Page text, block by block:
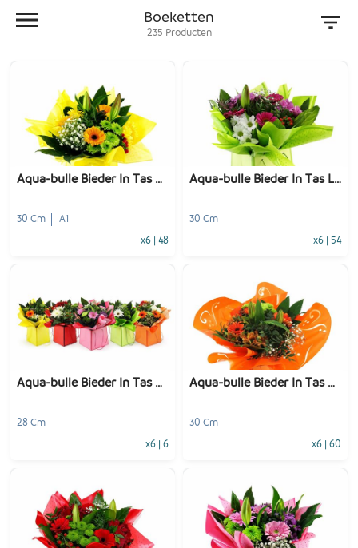
Boeketten
235 Producten
Aqua-bulle Bieder In Tas Geel
30 Cm A1
x6 48
- 1 Voeg toe
Aqua-bulle Bieder In Tas Lila
30 Cm
x6 54
- 1 + Voeg toe
Aqua-bulle Bieder In Tas Mix
28 Cm
x6 6
- 1 + Voeg toe
Aqua-bulle Bieder In Tas Oranj
30 Cm
x6 60
- 1 + Voeg toe